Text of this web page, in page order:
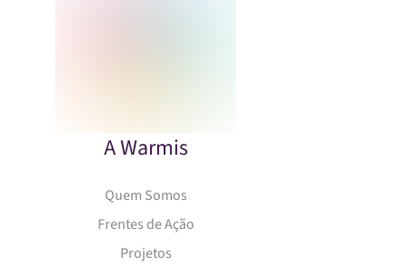
A Warmis
Quem Somos
Frentes de Ação
Projetos